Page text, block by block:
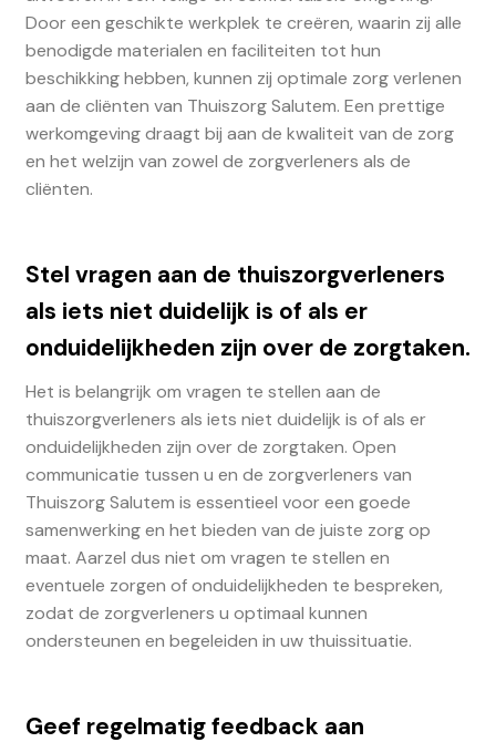
Door een geschikte werkplek te creëren, waarin zij alle
benodigde materialen en faciliteiten tot hun
beschikking hebben, kunnen zij optimale zorg verlenen
aan de cliënten van Thuiszorg Salutem. Een prettige
werkomgeving draagt bij aan de kwaliteit van de zorg
en het welzijn van zowel de zorgverleners als de
cliënten.
Stel vragen aan de thuiszorgverleners
als iets niet duidelijk is of als er
onduidelijkheden zijn over de zorgtaken.
Het is belangrijk om vragen te stellen aan de
thuiszorgverleners als iets niet duidelijk is of als er
onduidelijkheden zijn over de zorgtaken. Open
communicatie tussen u en de zorgverleners van
Thuiszorg Salutem is essentieel voor een goede
samenwerking en het bieden van de juiste zorg op
maat. Aarzel dus niet om vragen te stellen en
eventuele zorgen of onduidelijkheden te bespreken,
zodat de zorgverleners u optimaal kunnen
ondersteunen en begeleiden in uw thuissituatie.
Geef regelmatig feedback aan